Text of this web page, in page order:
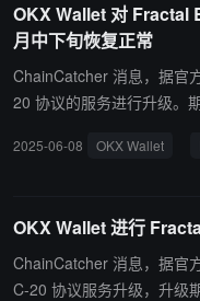
阶段将购入不少于 50 万枚
成。这些 FB 将用于长期参
OKX Wallet 对 Fractal
月中下旬恢复正常
ChainCatcher 消息，据官
20 协议的服务进行升级。
完成后，可以在钱包内正
2025-06-08 OKX Wallet
OKX Wallet 进行
ChainCatcher 消息，据官
C-20 协议服务升级，升级